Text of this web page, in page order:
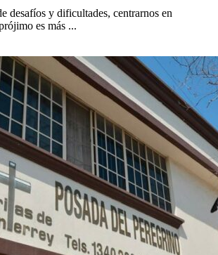
desafíos y dificultades, centrarnos en
es más ...